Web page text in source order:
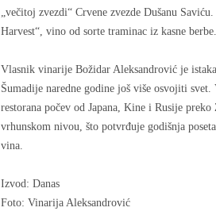
„večitoj zvezdi“ Crvene zvezde Dušanu
Harvest“, vino od sorte traminac iz kasne berbe.
Vlasnik vinarije Božidar Aleksandrović je
Šumadije naredne godine još više osvojiti
restorana počev od Japana, Kine i Rusije
vrhunskom nivou, što potvrđuje godišnja
vina.
Izvod: Danas
Foto: Vinarija Aleksandrović